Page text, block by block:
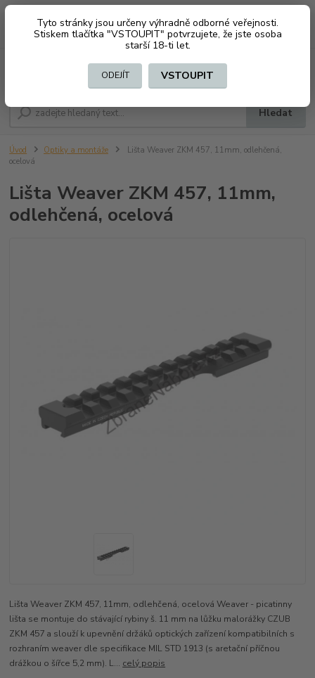
Tyto stránky jsou určeny výhradně odborné veřejnosti.
Stiskem tlačítka "VSTOUPIT" potvrzujete, že jste osoba
starší 18-ti let.
ODEJÍT VSTOUPIT
CZK
Hledat
+420 603794370 za0 Kč
Úvod Optiky a montáže
Lišta Weaver ZKM 457, 11mm, odlehčená,
ocelová
Lišta Weaver ZKM 457, 11mm,
odlehčená, ocelová
Lišta Weaver ZKM 457, 11mm, odlehčená, ocelová Weaver - picatinny
lišta se montuje do stávající rybiny š. 11 mm na lůžku malorážky CZUB
ZKM 457 a slouží k upevnění držáků optických zařízení kompatibilních s
rozhraním weaver dle specifikace MIL STD 1913 (s aretační příčnou
drážkou o šířce 5,2 mm). L... celý popis